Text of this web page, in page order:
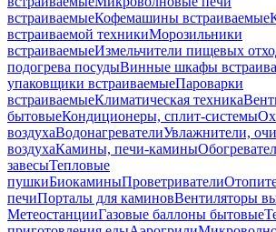
встраиваемыеКофемашины встраиваемые
встраиваемой техникиМорозильники
встраиваемыеИзмельчители пищевых
подогрева посудыВинные шкафы
упаковщики встраиваемыеПароварки
встраиваемыеКлиматическая техника
бытовыеКондиционеры, сплит-системы
воздухаВодонагревателиУвлажнители,
воздухаКамины, печи-камины
завесыТепловые
пушкиБиокаминыПроветриватели
печиПорталы для каминовВентиляторы
МетеостанцииГазовые баллоны бытовые